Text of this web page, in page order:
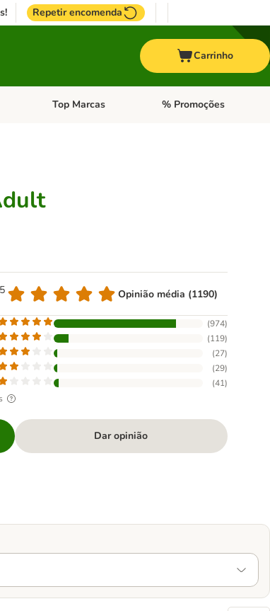
Repetir encomenda
Carrinho
PássarosAbrir menu de categoria: Outros animais
Top Marcas Abrir menu de categoria:
% Promoções
Opinião média (1190)
(974)
(119)
(27)
(29)
(41)
Dar opinião